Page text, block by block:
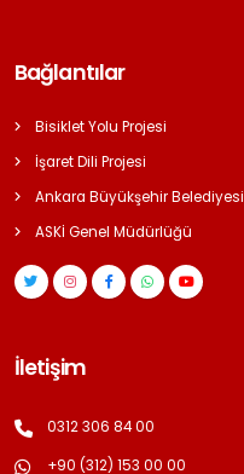
Bağlantılar
Bisiklet Yolu Projesi
İşaret Dili Projesi
Ankara Büyükşehir Belediyesi
ASKİ Genel Müdürlüğü
İletişim
0312 306 84 00
+90 (312) 153 00 00